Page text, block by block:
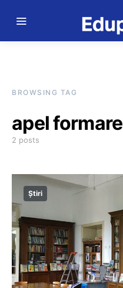
BROWSING TAG
apel
2 posts
Știri